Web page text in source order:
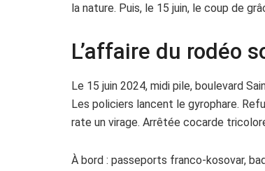
la nature. Puis, le 15 juin, le coup de
L’affaire du rodéo
Le 15 juin 2024, midi pile, boulevard
Les policiers lancent le gyrophare.
rate un virage. Arrêtée cocarde
À bord : passeports franco-kosovar,